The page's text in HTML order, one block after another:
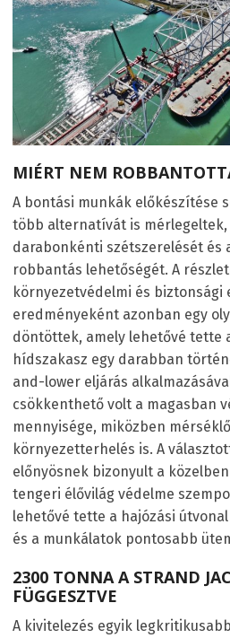
MIÉRT NEM
A bontási munkák előkészítése
több alternatívát is
darabonkénti szétszerelését és
robbantás lehetőségét. A
környezetvédelmi és biztonsági
eredményeként azonban egy
döntöttek, amely lehetővé tette
hídszakasz egy darabban
and-lower eljárás
csökkenthető volt a magasban
mennyisége, miközben
környezetterhelés is. A
előnyösnek bizonyult a
tengeri élővilág védelme
lehetővé tette a hajózási
és a munkálatok pontosabb
2300 TONNA A STRAND
FÜGGESZTVE
A kivitelezés egyik